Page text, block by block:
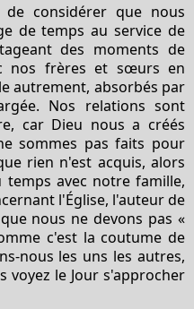
considérer que nous
de temps au service de
des moments de
nos frères et sœurs en
autrement, absorbés par
Nos relations sont
car Dieu nous a créés
sommes pas faits pour
rien n'est acquis, alors
avec notre famille,
l'Église, l'auteur de
nous ne devons pas «
c'est la coutume de
nous les uns les autres,
voyez le Jour s'approcher